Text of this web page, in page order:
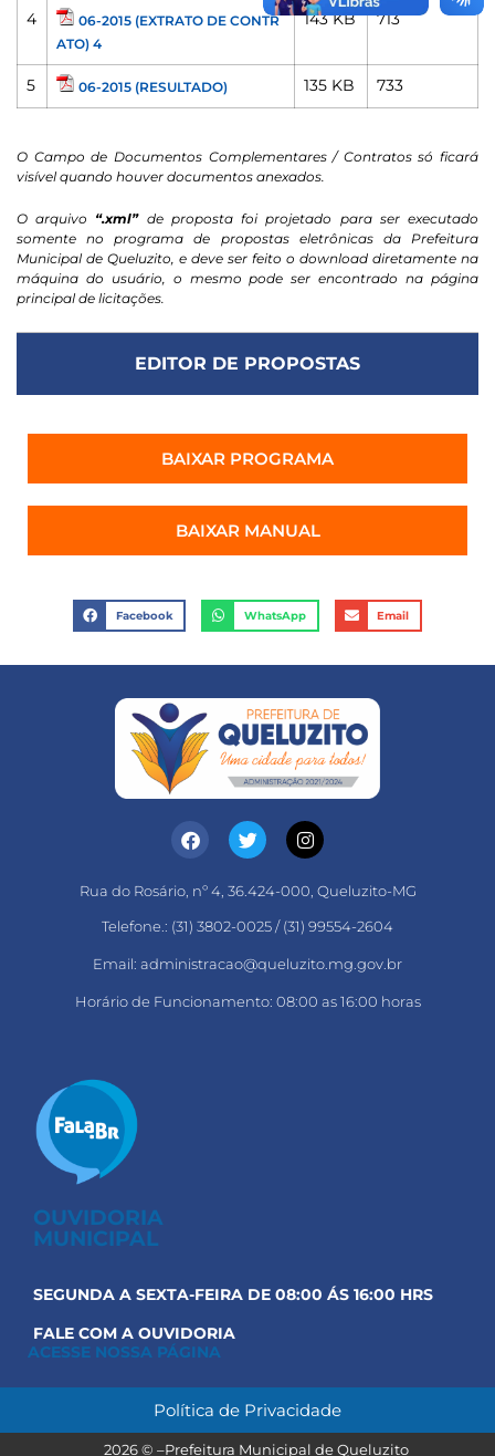
4
06-2015 (EXTRATO DE CONTR
ATO) 4
143 KB 713
5 06-2015 (RESULTADO) 135 KB 733
O Campo de Documentos Complementares / Contratos só ficará
visível quando houver documentos anexados.
O arquivo “.xml”de proposta foi projetado para ser executado
somente no programa de propostas eletrônicas da Prefeitura
Municipal de Queluzito, e deve ser feito o download diretamente na
máquina do usuário, o mesmo pode ser encontrado na página
principal de licitações.
EDITOR DE PROPOSTAS
BAIXAR PROGRAMA
BAIXAR MANUAL
Facebook WhatsApp Email
Rua do Rosário, nº 4, 36.424-000, Queluzito-MG
Telefone.: (31) 3802-0025 / (31) 99554-2604
Email: administracao@queluzito.mg.gov.br
Horário de Funcionamento: 08:00 as 16:00 horas
OUVIDORIA
MUNICIPAL
SEGUNDA A SEXTA-FEIRA DE 08:00 ÁS 16:00 HRS
FALE COM A OUVIDORIA
ACESSE NOSSA PÁGINA
Política de Privacidade
2026 © –Prefeitura Municipal de Queluzito